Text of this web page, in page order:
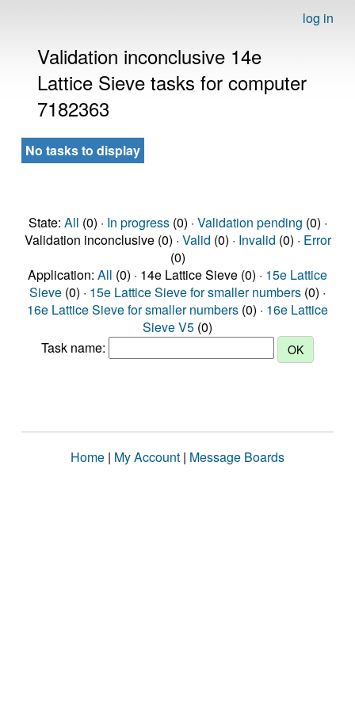
log in
Validation inconclusive 14e
Lattice Sieve tasks for computer
7182363
No tasks to display
State: All (0) · In progress(0) · Validation pending (0) ·
Validation inconclusive (0) · Valid (0) · Invalid (0) · Error
(0)
Application: All (0) · 14e Lattice Sieve (0) · 15e Lattice
Sieve (0) · 15e Lattice Sieve for smaller numbers (0) ·
16e Lattice Sieve for smaller numbers (0) · 16e Lattice
Sieve V5 (0)
Task name:
Home | My Account | Message Boards